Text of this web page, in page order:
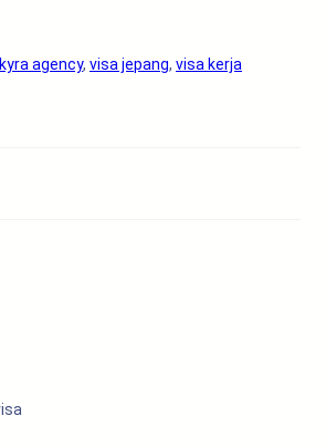
kyra agency, visa jepang, visa kerja